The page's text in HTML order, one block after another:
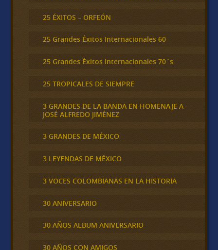
25 ÉXITOS – ORFEÓN
25 Grandes Éxitos Internacionales 60
25 Grandes Éxitos Internacionales 70´s
25 TROPICALES DE SIEMPRE
3 GRANDES DE LA BANDA EN HOMENAJE A
JOSÉ ALFREDO JIMÉNEZ
3 GRANDES DE MÉXICO
3 LEYENDAS DE MÉXICO
3 VOCES COLOMBIANAS EN LA HISTORIA
30 ANIVERSARIO
30 AÑOS ALBUM ANIVERSARIO
30 AÑOS CON AMIGOS